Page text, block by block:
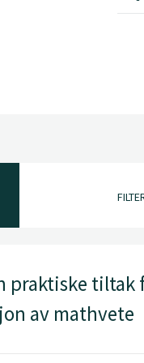
praktiske tiltak
av mathvete